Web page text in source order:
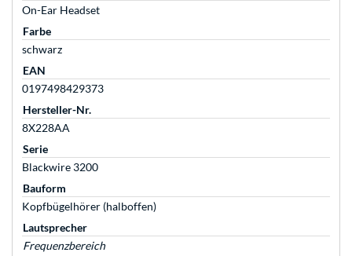
On-Ear Headset
Farbe
schwarz
EAN
0197498429373
Hersteller-Nr.
8X228AA
Serie
Blackwire 3200
Bauform
Kopfbügelhörer (halboffen)
Lautsprecher
Frequenzbereich